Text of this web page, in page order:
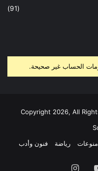
(91)
الحساب غير صحيحة.
منوعات رياضة فنون وأدب
يوتيوب